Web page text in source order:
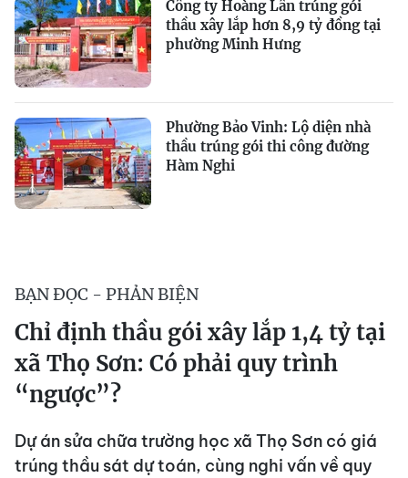
Công ty Hoàng Lân trúng gói
thầu xây lắp hơn 8,9 tỷ đồng tại
phường Minh Hưng
Phường Bảo Vinh: Lộ diện nhà
thầu trúng gói thi công đường
Hàm Nghi
BẠN ĐỌC - PHẢN BIỆN
Chỉ định thầu gói xây lắp 1,4 tỷ tại
xã Thọ Sơn: Có phải quy trình
“ngược”?
Dự án sửa chữa trường học xã Thọ Sơn có giá
trúng thầu sát dự toán, cùng nghi vấn về quy